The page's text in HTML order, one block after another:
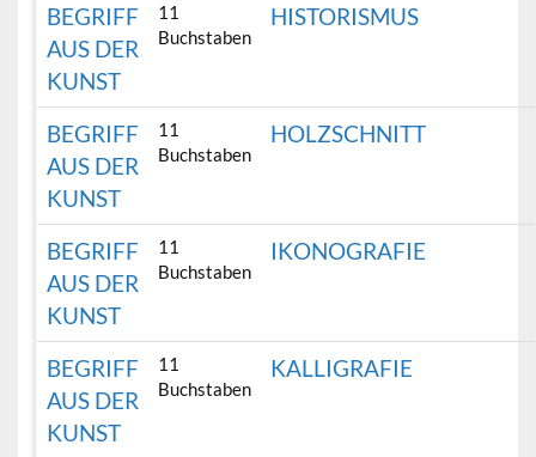
BEGRIFF
AUS DER
KUNST
11
Buchstaben
HISTORISMUS
BEGRIFF
AUS DER
KUNST
11
Buchstaben
HOLZSCHNITT
BEGRIFF
AUS DER
KUNST
11
Buchstaben
IKONOGRAFIE
BEGRIFF
AUS DER
KUNST
11
Buchstaben
KALLIGRAFIE